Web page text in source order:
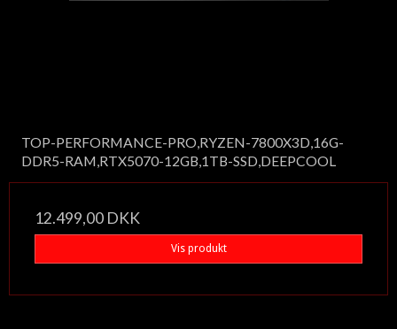
TOP-PERFORMANCE-PRO,RYZEN-7800X3D,16G-
DDR5-RAM,RTX5070-12GB,1TB-SSD,DEEPCOOL
12.499,00 DKK
Vis produkt